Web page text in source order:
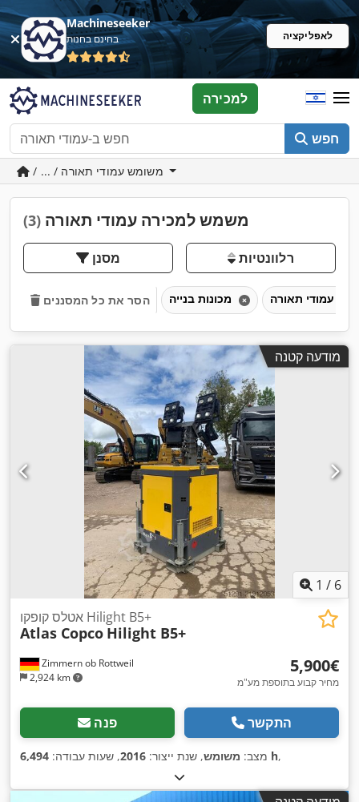
Machineseeker
בחינם בחנות לאפליקציה
חפש
למכירה
משמש למכירה עמודי תאורה (3)
מסנן רלוונטיות
הסר את כל המסננים
מודעה קטנה
1 / 6
Zimmern ob Rottweil
2,924 km
אטלס קופקו Hilight B5+
Atlas Copco Hilight B5+
‏5,900 ‏€
מחיר קבוע בתוספת מע"מ
פנה התקשר
מצב: משומש, שנת ייצור: 2016, שעות עבודה: 6,494 h,